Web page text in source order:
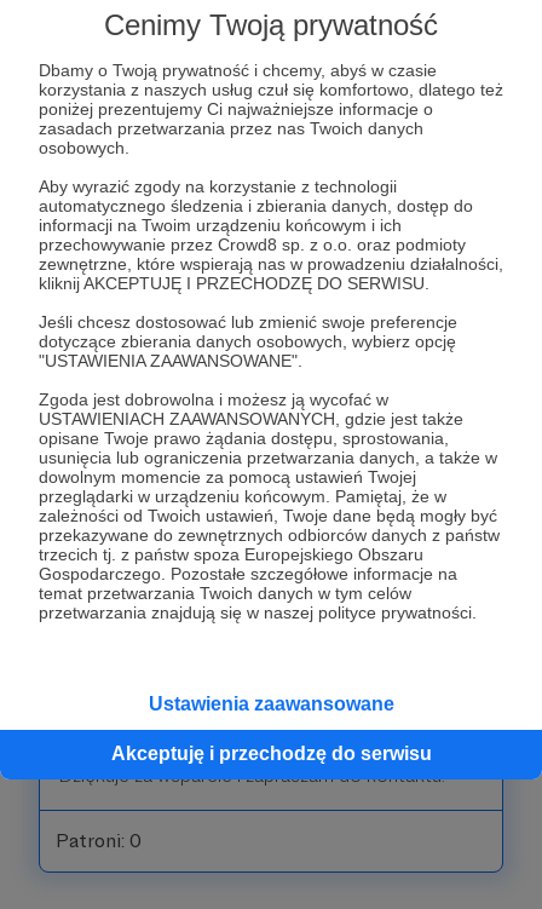
Cenimy Twoją prywatność
Dbamy o Twoją prywatność i chcemy, abyś w czasie
korzystania z naszych usług czuł się komfortowo, dlatego też
poniżej prezentujemy Ci najważniejsze informacje o
zasadach przetwarzania przez nas Twoich danych
osobowych.
Aby wyrazić zgody na korzystanie z technologii
automatycznego śledzenia i zbierania danych, dostęp do
informacji na Twoim urządzeniu końcowym i ich
przechowywanie przez Crowd8 sp. z o.o. oraz podmioty
zewnętrzne, które wspierają nas w prowadzeniu działalności,
kliknij AKCEPTUJĘ I PRZECHODZĘ DO SERWISU.
Jeśli chcesz dostosować lub zmienić swoje preferencje
dotyczące zbierania danych osobowych, wybierz opcję
"USTAWIENIA ZAAWANSOWANE".
Zgoda jest dobrowolna i możesz ją wycofać w
USTAWIENIACH ZAAWANSOWANYCH, gdzie jest także
opisane Twoje prawo żądania dostępu, sprostowania,
usunięcia lub ograniczenia przetwarzania danych, a także w
dowolnym momencie za pomocą ustawień Twojej
przeglądarki w urządzeniu końcowym. Pamiętaj, że w
zależności od Twoich ustawień, Twoje dane będą mogły być
przekazywane do zewnętrznych odbiorców danych z państw
trzecich tj. z państw spoza Europejskiego Obszaru
Gospodarczego. Pozostałe szczegółowe informacje na
temat przetwarzania Twoich danych w tym celów
przetwarzania znajdują się w naszej polityce prywatności.
Ustawienia zaawansowane
Akceptuję i przechodzę do serwisu
50 zł miesięcznie
Oprócz dodania na listę osób wspierających, za
taką formę wsparcia otrzymasz ode mnie
zaproszenie na czat grupowy w aplikacji
Messenger/Telegram. Będę tam komentować
bieżące wydarzenia.
Będziesz również mógł zadawać mi pytania i
wysyłać różne informacje do weryfikacji.
Patroni: 4
70 zł miesięcznie
Dziękuje bardzo za wsparcie:)
Patroni: 0
100 zł miesięcznie
Dziękuje za wsparcie i zapraszam do kontaktu.
Patroni: 0